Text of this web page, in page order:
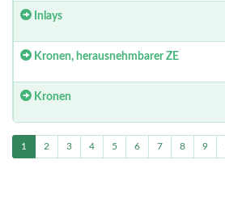
Inlays
Kronen, herausnehmbarer ZE
Kronen
1 2 3 4 5 6 7 8 9